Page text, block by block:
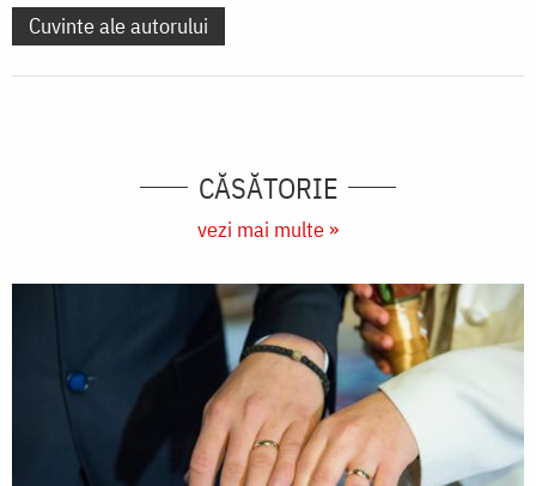
Cuvinte ale autorului
CĂSĂTORIE
vezi mai multe »